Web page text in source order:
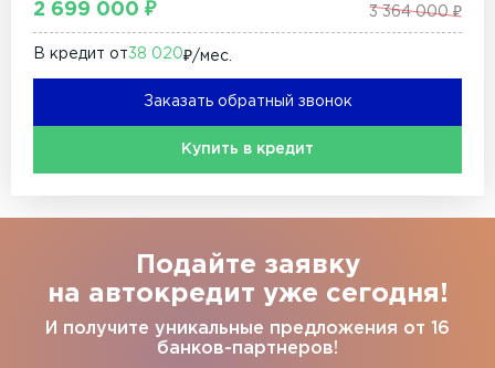
2 699 000 ₽ 3 364 000 ₽
В кредит от38 020₽/мec.
Заказать обратный звонок
Купить в кредит
Подайте заявку
на автокредит уже сегодня!
И получите уникальные предложения от 16
банков-партнеров!